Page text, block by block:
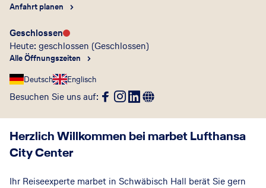
Anfahrt planen
Geschlossen
Heute: geschlossen (Geschlossen)
Alle Öffnungszeiten
Deutsch
Englisch
Besuchen Sie uns auf:
Herzlich Willkommen bei marbet Lufthansa
City Center
Ihr Reiseexperte marbet in Schwäbisch Hall berät Sie gern